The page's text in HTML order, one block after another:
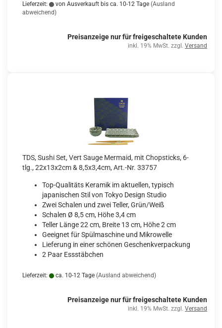
Lieferzeit: von Ausverkauft bis ca. 10-12 Tage (Ausland
abweichend)
Preisanzeige nur für freigeschaltete Kunden
inkl. 19% MwSt. zzgl. Versand
TDS, Sushi Set, Vert Sauge Mermaid, mit Chopsticks, 6-
tlg., 22x13x2cm & 8,5x3,4cm, Art.-Nr. 33757
Top-Qualitäts Keramik im aktuellen, typisch
japanischen Stil von Tokyo Design Studio
Zwei Schalen und zwei Teller, Grün/Weiß
Schalen Ø 8,5 cm, Höhe 3,4 cm
Teller Länge 22 cm, Breite 13 cm, Höhe 2 cm
Geeignet für Spülmaschine und Mikrowelle
Lieferung in einer schönen Geschenkverpackung
2 Paar Essstäbchen
Lieferzeit: ca. 10-12 Tage (Ausland abweichend)
Preisanzeige nur für freigeschaltete Kunden
inkl. 19% MwSt. zzgl. Versand